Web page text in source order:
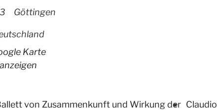
Göttingen
Karte
anzeigen
von Zusammenkunft und Wirkung der